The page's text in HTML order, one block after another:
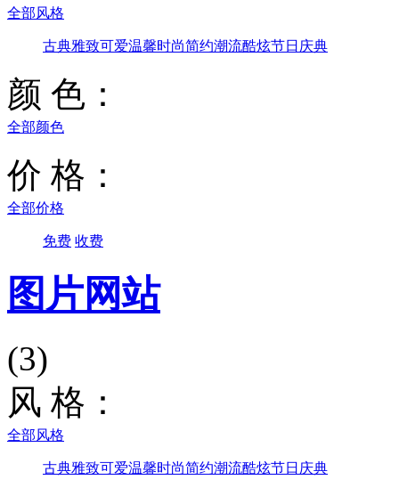
全部风格
古典雅致可爱温馨时尚简约潮流酷炫节日庆典
颜 色：
全部颜色
价 格：
全部价格
免费 收费
图片网站
(3)
风 格：
全部风格
古典雅致可爱温馨时尚简约潮流酷炫节日庆典